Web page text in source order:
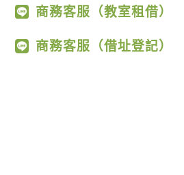
商務客服（教室租借）
商務客服（借址登記）